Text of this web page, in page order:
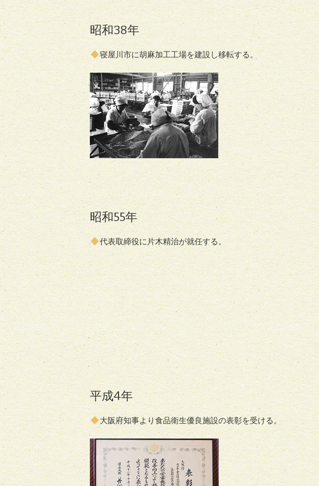
昭和38年
寝屋川市に胡麻加工工場を建設し移転する。
昭和55年
代表取締役に片木精治が就任する。
平成4年
大阪府知事より食品衛生優良施設の表彰を受ける。